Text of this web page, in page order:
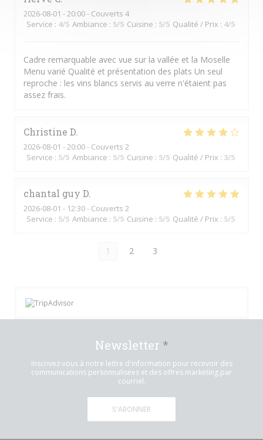
2026-08-01 - 20:00 - Couverts 4
Service : 4/5 Ambiance : 5/5 Cuisine : 5/5 Qualité / Prix : 4/5
Cadre remarquable avec vue sur la vallée et la Moselle
Menu varié Qualité et présentation des plats Un seul
reproche : les vins blancs servis au verre n'étaient pas
assez frais.
Christine D
2026-08-01 - 20:00 - Couverts 2
Service : 5/5 Ambiance : 5/5 Cuisine : 5/5 Qualité / Prix : 3/5
chantal guy D
2026-08-01 - 12:30 - Couverts 2
Service : 5/5 Ambiance : 5/5 Cuisine : 5/5 Qualité / Prix : 5/5
1 2 3
Newsletter *
Inscrivez-vous à notre lettre d'information pour recevoir des
communications personnalisées et des offres marketing par
courriel.
S'ABONNER